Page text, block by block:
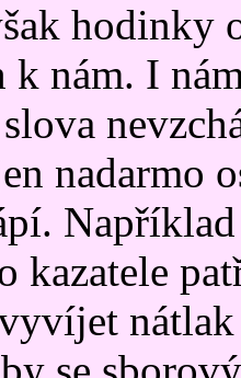
hodinky
nám. I
nadarmo
kazatele
nátlak